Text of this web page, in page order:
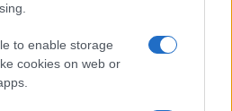
to enable storage
cookies on web or
holokauszttúlélők január
Auschwitzban a
75.